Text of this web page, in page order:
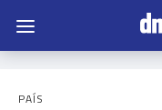
PAÍS